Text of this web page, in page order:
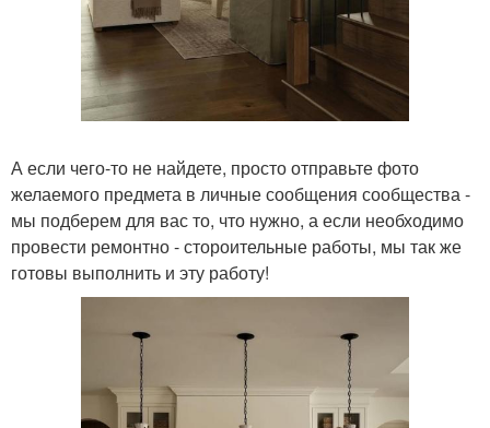
А если чего-то не найдете, просто отправьте фото
желаемого предмета в личные сообщения сообщества -
мы подберем для вас то, что нужно, а если необходимо
провести ремонтно - стороительные работы, мы так же
готовы выполнить и эту работу!